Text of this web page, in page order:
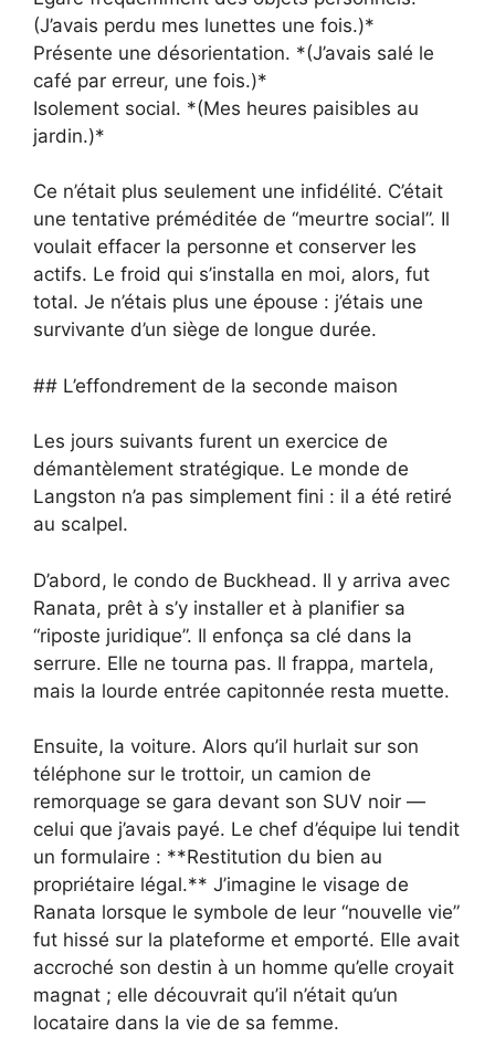
(J’avais perdu mes lunettes une fois.)*
Présente une désorientation. *(J’avais salé le
café par erreur, une fois.)*
Isolement social. *(Mes heures paisibles au
jardin.)*
Ce n’était plus seulement une infidélité. C’était
une tentative préméditée de “meurtre social”. Il
voulait effacer la personne et conserver les
actifs. Le froid qui s’installa en moi, alors, fut
total. Je n’étais plus une épouse : j’étais une
survivante d’un siège de longue durée.
## L’effondrement de la seconde maison
Les jours suivants furent un exercice de
démantèlement stratégique. Le monde de
Langston n’a pas simplement fini : il a été retiré
au scalpel.
D’abord, le condo de Buckhead. Il y arriva avec
Ranata, prêt à s’y installer et à planifier sa
“riposte juridique”. Il enfonça sa clé dans la
serrure. Elle ne tourna pas. Il frappa, martela,
mais la lourde entrée capitonnée resta muette.
Ensuite, la voiture. Alors qu’il hurlait sur son
téléphone sur le trottoir, un camion de
remorquage se gara devant son SUV noir —
celui que j’avais payé. Le chef d’équipe lui tendit
un formulaire : **Restitution du bien au
propriétaire légal.** J’imagine le visage de
Ranata lorsque le symbole de leur “nouvelle vie”
fut hissé sur la plateforme et emporté. Elle avait
accroché son destin à un homme qu’elle croyait
magnat ; elle découvrait qu’il n’était qu’un
locataire dans la vie de sa femme.